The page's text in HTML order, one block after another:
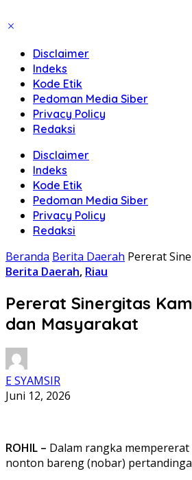
Disclaimer
Indeks
Kode Etik
Pedoman Media Siber
Privacy Policy
Redaksi
Disclaimer
Indeks
Kode Etik
Pedoman Media Siber
Privacy Policy
Redaksi
Beranda Berita Daerah Pererat
Berita Daerah, Riau
Pererat Sinergitas
dan Masyarakat
E SYAMSIR
Juni 12, 2026
ROHIL – Dalam rangka
nonton bareng (nobar)